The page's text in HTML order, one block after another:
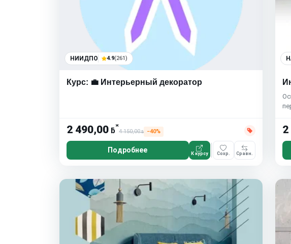
НИИДПО 4.9(261)
Курс: 💼 Интерьерный декоратор
2 490,00 ƃ*
4 150,00ƃ −40%
Подробнее К курсу Сохр. Сравн.
2